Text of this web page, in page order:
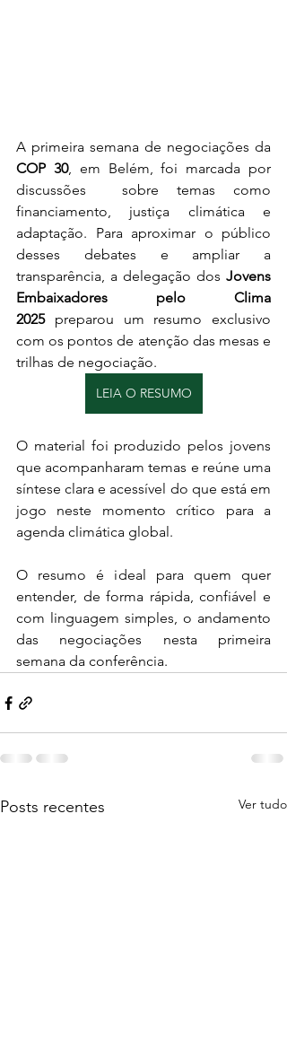
COP 30, em Belém, foi marcada por
discussões  sobre temas como
financiamento, justiça climática e
adaptação. Para aproximar o público
desses debates e ampliar a
transparência, a delegação dos Jovens
Embaixadores pelo Clima
2025 preparou um resumo exclusivo
com os pontos de atenção das mesas e
trilhas de negociação.
LEIA O RESUMO
O material foi produzido pelos jovens
que acompanharam temas e reúne uma
síntese clara e acessível do que está em
jogo neste momento crítico para a
agenda climática global.
O resumo é ideal para quem quer
entender, de forma rápida, confiável e
com linguagem simples, o andamento
das negociações nesta primeira
semana da conferência.
Posts recentes Ver tudo